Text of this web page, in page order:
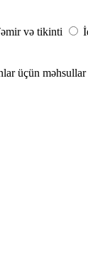
və tikinti
üçün məhsullar